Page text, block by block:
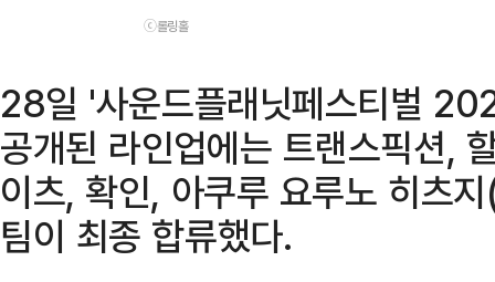
ⓒ롤링홀
28일 '사운드플래닛페스티벌
공개된 라인업에는 트랜스픽션,
이츠, 확인, 아쿠루 요루노 히츠
팀이 최종 합류했다.